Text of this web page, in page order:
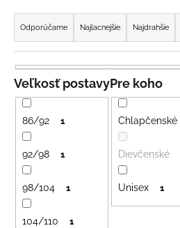
R
a
d
e
n
i
e
p
o
d
u
Odporúčame Najlacnejšie Najdrahšie
Pre koho
Chlapčenské
Dievčenské
Unisex 1
Veľkosť postavy
86/92 1
92/98 1
98/104 1
104/110 1
j
e
t
e
n
á